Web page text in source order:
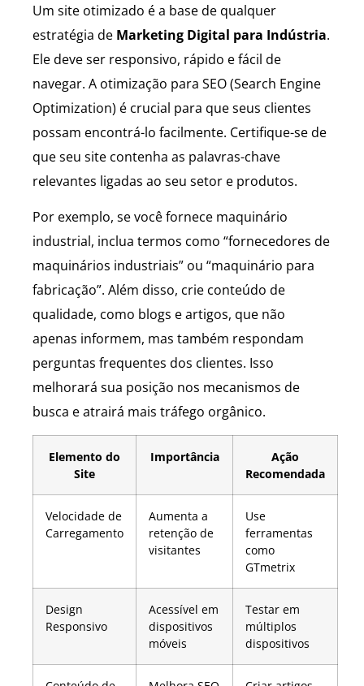
Um site otimizado é a base de qualquer
estratégia de Marketing Digital para Indústria.
Ele deve ser responsivo, rápido e fácil de
navegar. A otimização para SEO (Search Engine
Optimization) é crucial para que seus clientes
possam encontrá-lo facilmente. Certifique-se de
que seu site contenha as palavras-chave
relevantes ligadas ao seu setor e produtos.
Por exemplo, se você fornece maquinário
industrial, inclua termos como “fornecedores de
maquinários industriais” ou “maquinário para
fabricação”. Além disso, crie conteúdo de
qualidade, como blogs e artigos, que não
apenas informem, mas também respondam
perguntas frequentes dos clientes. Isso
melhorará sua posição nos mecanismos de
busca e atrairá mais tráfego orgânico.
Elemento do
Site
Importância
Ação
Recomendada
Velocidade de
Carregamento
Aumenta a
retenção de
visitantes
Use
ferramentas
como
GTmetrix
Design
Responsivo
Acessível em
dispositivos
móveis
Testar em
múltiplos
dispositivos